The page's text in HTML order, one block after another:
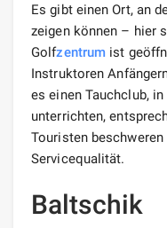
Es gibt einen Ort, an
zeigen können – hier
Golfzentrum ist
Instruktoren
es einen Tauchclub,
unterrichten,
Touristen
Servicequalität.
Baltschik